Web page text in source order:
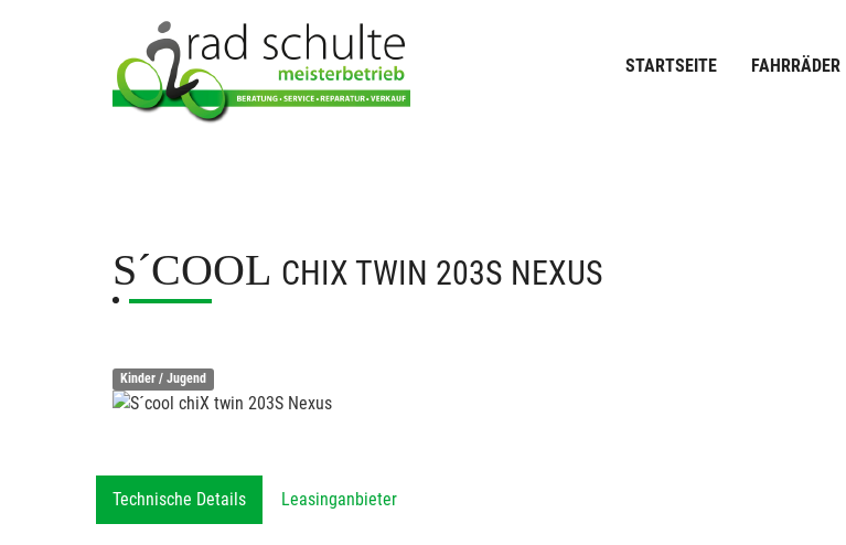
STARTSEITE FAHRRÄDER
S´COOL CHIX TWIN 203S NEXUS
Kinder / Jugend
Technische Details Leasinganbieter